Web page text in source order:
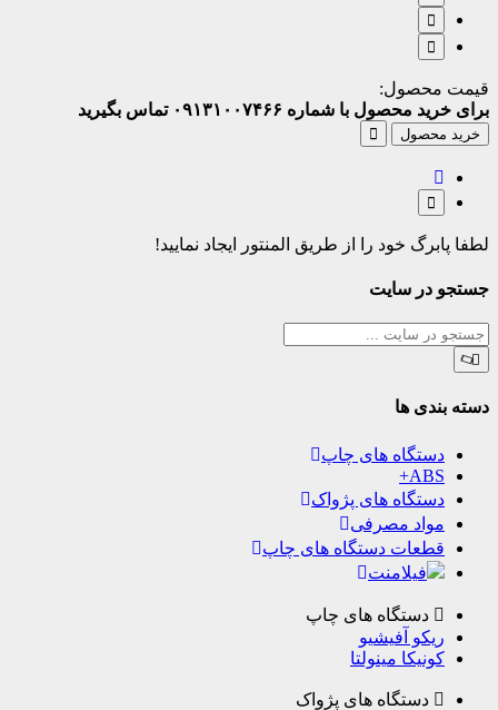
قیمت محصول:
برای خرید محصول با شماره ۰۹۱۳۱۰۰۷۴۶۶ تماس بگیرید
خرید محصول
لطفا پابرگ خود را از طریق المنتور ایجاد نمایید!
جستجو در سایت
دسته بندی ها
دستگاه های چاپ
ABS+
دستگاه های پژواک
مواد مصرفی
قطعات دستگاه های چاپ
فیلامنت
دستگاه های چاپ
ریکو آفیشیو
کونیکا مینولتا
دستگاه های پژواک